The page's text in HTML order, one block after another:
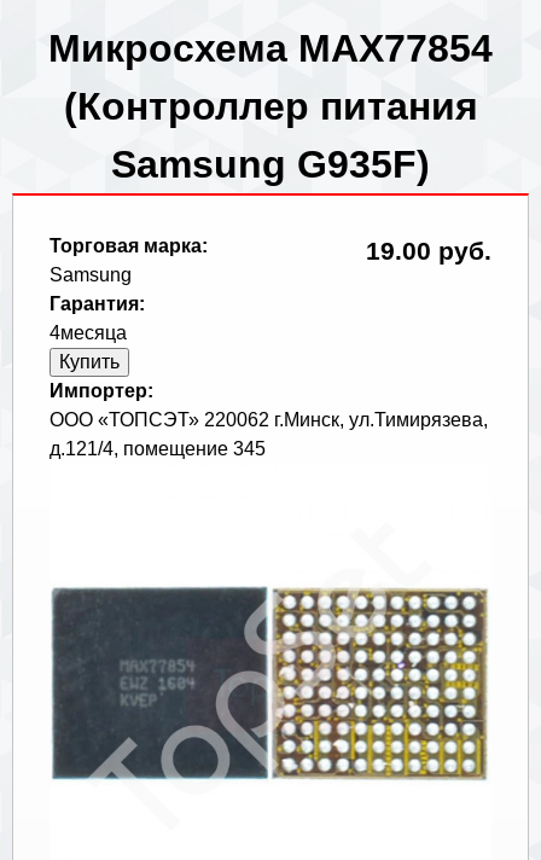
Микросхема MAX77854
(Контроллер питания
Samsung G935F)
19.00 руб.
Торговая марка:
Samsung
Гарантия:
4месяца
Импортер:
ООО «ТОПСЭТ» 220062 г.Минск, ул.Тимирязева,
д.121/4, помещение 345